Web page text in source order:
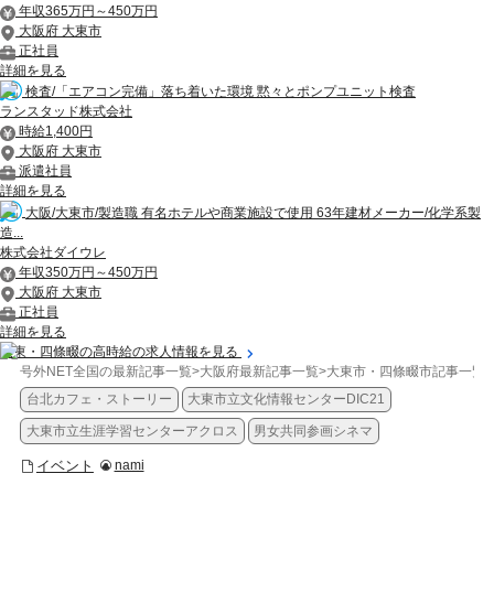
年収365万円～450万円
大阪府 大東市
正社員
詳細を見る
検査/「エアコン完備」落ち着いた環境 黙々とポンプユニット検査
ランスタッド株式会社
時給1,400円
大阪府 大東市
派遣社員
詳細を見る
大阪/大東市/製造職 有名ホテルや商業施設で使用 63年建材メーカー/化学系製
造...
株式会社ダイウレ
年収350万円～450万円
大阪府 大東市
正社員
詳細を見る
大東・四條畷の高時給の求人情報を見る
号外NET全国の最新記事一覧>大阪府最新記事一覧>大東市・四條畷市記事一覧
台北カフェ・ストーリー
大東市立文化情報センターDIC21
大東市立生涯学習センターアクロス 男女共同参画シネマ
イベント nami